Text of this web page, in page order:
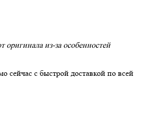
оригинала из-за особенностей
сейчас с быстрой доставкой по всей